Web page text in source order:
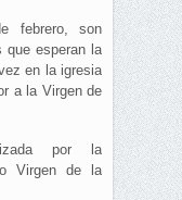
febrero, son
que esperan la
en la igresia
a la Virgen de
por la
Virgen de la